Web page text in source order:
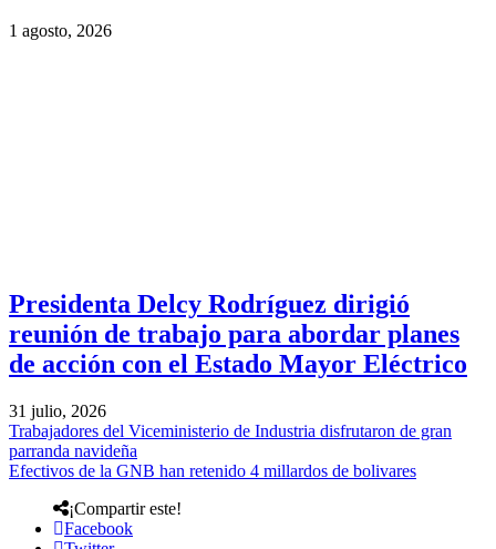
1 agosto, 2026
Presidenta Delcy Rodríguez dirigió
reunión de trabajo para abordar planes
de acción con el Estado Mayor Eléctrico
31 julio, 2026
Trabajadores del Viceministerio de Industria disfrutaron de gran
parranda navideña
Efectivos de la GNB han retenido 4 millardos de bolivares
¡Compartir este!
Facebook